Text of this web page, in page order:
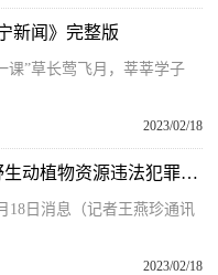
新闻》完整版
课”草长莺飞月，莘莘学子
2023/02/18
海南即日起开展打击破坏森林和野生动植物资源违法犯罪专项行动
18日消息（记者王燕珍通讯
2023/02/18